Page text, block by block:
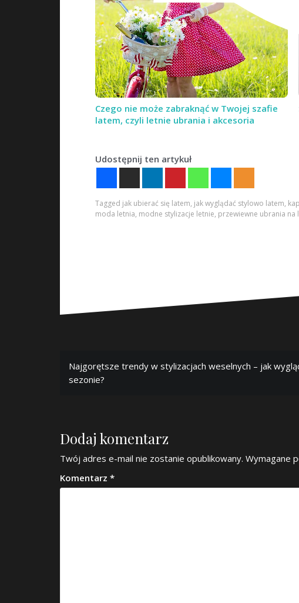
Czego nie może zabraknąć w Twojej szafie
latem, czyli letnie ubrania i akcesoria
Udostępnij ten artykuł
Tagged jak ubierać się latem, jak wyglądać stylowo latem,
moda letnia, modne stylizacje letnie, przewiewne ubrania na
Nawigacja
wpisu
Najgorętsze trendy w stylizacjach weselnych – jak
sezonie?
Dodaj komentarz
Twój adres e-mail nie zostanie opublikowany. Wymagane
Komentarz *